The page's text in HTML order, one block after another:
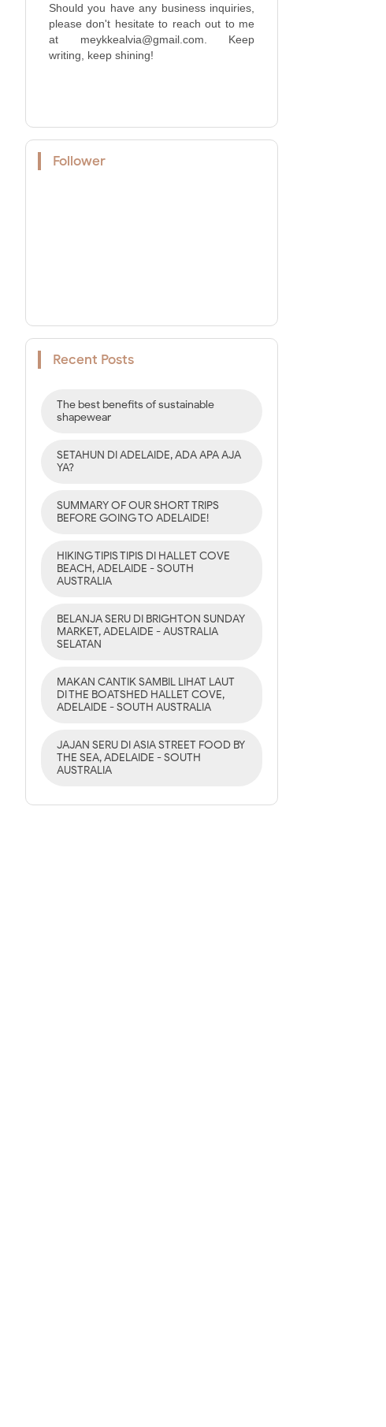
Should you have any business inquiries,
please don't hesitate to reach out to me
at meykkealvia@gmail.com. Keep
writing, keep shining!
Follower
Recent Posts
The best benefits of sustainable
shapewear
SETAHUN DI ADELAIDE, ADA APA AJA
YA?
SUMMARY OF OUR SHORT TRIPS
BEFORE GOING TO ADELAIDE!
HIKING TIPIS TIPIS DI HALLET COVE
BEACH, ADELAIDE - SOUTH
AUSTRALIA
BELANJA SERU DI BRIGHTON SUNDAY
MARKET, ADELAIDE - AUSTRALIA
SELATAN
MAKAN CANTIK SAMBIL LIHAT LAUT
DI THE BOATSHED HALLET COVE,
ADELAIDE - SOUTH AUSTRALIA
JAJAN SERU DI ASIA STREET FOOD BY
THE SEA, ADELAIDE - SOUTH
AUSTRALIA